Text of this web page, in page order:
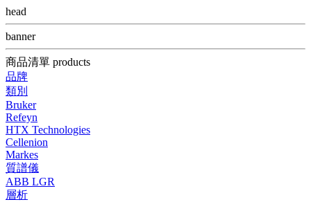
head
banner
商品清單 products
品牌
類別
Bruker
Refeyn
HTX Technologies
Cellenion
Markes
質譜儀
ABB LGR
層析